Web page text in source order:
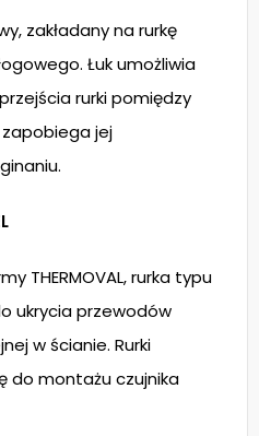
zakładany na rurkę
Łuk umożliwia
rurki pomiędzy
jej
THERMOVAL, rurka typu
ukrycia przewodów
w ścianie. Rurki
do montażu czujnika